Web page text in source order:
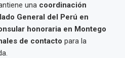
una coordinación
General del Perú en
honoraria en Montego
de contacto para la